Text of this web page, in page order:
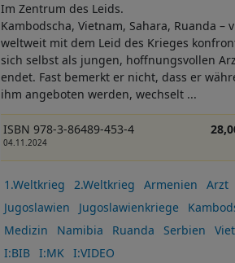
Im Zentrum des Leids.
Kambodscha, Vietnam, Sahara, Ruanda
weltweit mit dem Leid des Krieges
sich selbst als jungen, hoffnungsvollen
endet. Fast bemerkt er nicht, dass er
ihm angeboten werden, wechselt ...
ISBN 978-3-86489-453-4
04.11.2024
1.Weltkrieg 2.Weltkrieg Armenien Arzt
Jugoslawien
Jugoslawienkriege
Medizin
Namibia Ruanda Serbien
I:BIB
I:MK I:VIDEO